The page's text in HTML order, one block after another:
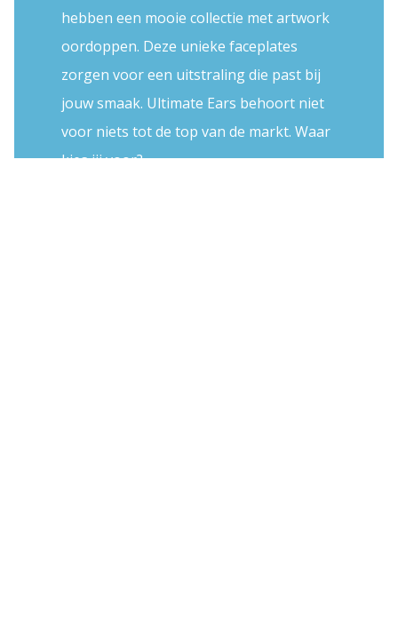
hebben een mooie collectie met artwork
oordoppen. Deze unieke faceplates
zorgen voor een uitstraling die past bij
jouw smaak. Ultimate Ears behoort niet
voor niets tot de top van de markt. Waar
kies jij voor?